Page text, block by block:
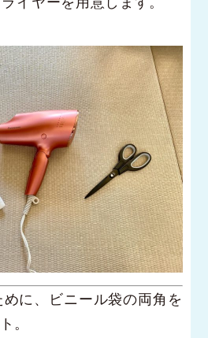
に、ビニール袋の両角を
。